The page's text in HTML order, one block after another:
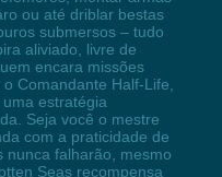
ou até driblar bestas
submersos – tudo
aliviado, livre de
encara missões
Comandante Half-Life,
estratégia
Seja você o mestre
com a praticidade de
nunca falharão, mesmo
Seas recompensa